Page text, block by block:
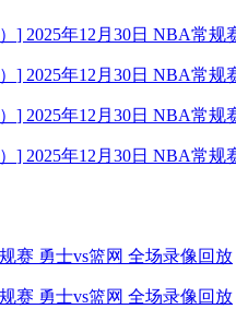
] 2025年12月30日 NBA常规
] 2025年12月30日 NBA常规
] 2025年12月30日 NBA常规
] 2025年12月30日 NBA常规
赛 勇士vs篮网 全场录像回放
赛 勇士vs篮网 全场录像回放